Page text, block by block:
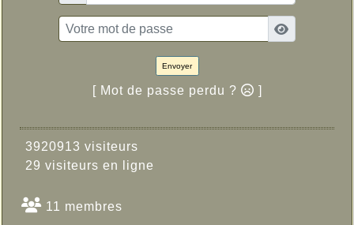
Envoyer
[ Mot de passe perdu ? ]
3920913 visiteurs
29 visiteurs en ligne
11 membres